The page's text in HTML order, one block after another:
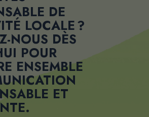
DE
LOCALE?
NOUS DÈS
POUR
ENSEMBLE
ET
.